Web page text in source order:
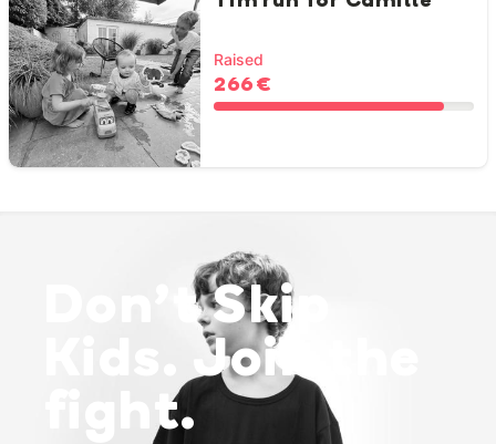
Raised
266 €
Don’t Skip
Kids. Join the
fight.